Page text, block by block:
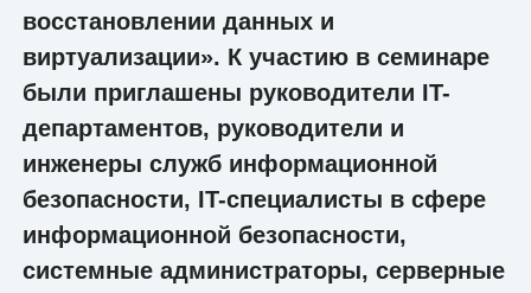
восстановлении данных и
виртуализации». К участию в семинаре
были приглашены руководители IT-
департаментов, руководители и
инженеры служб информационной
безопасности, IT-специалисты в сфере
информационной безопасности,
системные администраторы, серверные